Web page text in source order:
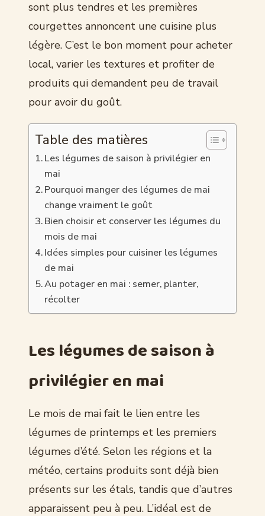
sont plus tendres et les premières
courgettes annoncent une cuisine plus
légère. C’est le bon moment pour acheter
local, varier les textures et profiter de
produits qui demandent peu de travail
pour avoir du goût.
Table des matières
Les légumes de saison à privilégier en
mai
Pourquoi manger des légumes de mai
change vraiment le goût
Bien choisir et conserver les légumes du
mois de mai
Idées simples pour cuisiner les légumes
de mai
Au potager en mai : semer, planter,
récolter
Les légumes de saison à
privilégier en mai
Le mois de mai fait le lien entre les
légumes de printemps et les premiers
légumes d’été. Selon les régions et la
météo, certains produits sont déjà bien
présents sur les étals, tandis que d’autres
apparaissent peu à peu. L’idéal est de